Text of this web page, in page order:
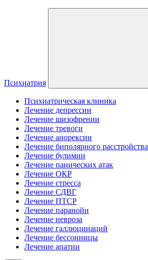
Психиатрия
Психиатрическая клиника
Лечение депрессии
Лечение шизофрении
Лечение тревоги
Лечение анорексии
Лечение биполярного расстройства
Лечение булимии
Лечение панических атак
Лечение ОКР
Лечение стресса
Лечение СДВГ
Лечение ПТСР
Лечение паранойи
Лечение невроза
Лечение галлюцинаций
Лечение бессонницы
Лечение апатии